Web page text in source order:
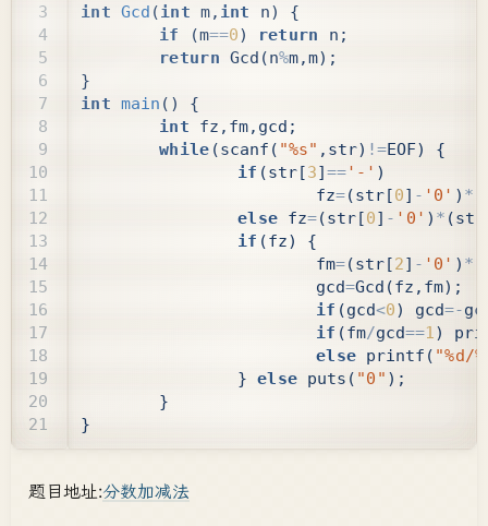
14
int Gcd (int m, int n)
{
if
(m==0) return n ;
return Gcd (n%m,m);
}
int main ()
{
int
fz , fm, gcd ;
while (scanf ( "%s" , str) !=EOF)
{
if (str[3]=='-' )
fz=(str[0] - '0' ) *
else fz=(str[0] - '0' ) * (str
if (fz)
{
fm=(str[2] - '0' ) *
gcd=Gcd (fz , fm);
if (gcd<0) gcd=-
if (fm/gcd==1)
else printf ( "%d/
} else puts ( "0" );
}
}
题目地址:分数加减法